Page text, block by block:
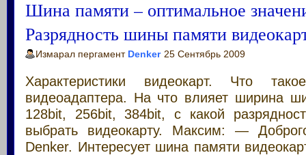
Шина памяти – оптимальное
Разрядность шины памяти
Измарал пергамент Denker 25 Сентябрь 2009
Характеристики видеокарт. Что
видеоадаптера. На что влияет ширина
128bit, 256bit, 384bit, с какой
выбрать видеокарту. Максим: —
Denker. Интересует шина памяти